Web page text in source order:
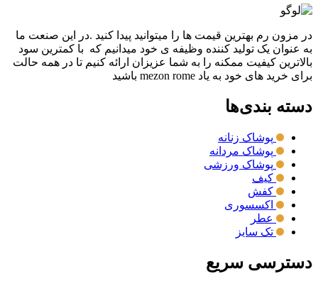
در مزون رم بهترین قیمت ها را میتوانید پیدا کنید .در این صنعت ما
به عنوان یک تولید کننده وظیفه ی خود میدانیم که با کمترین سود
بالاترین کیفیت ممکنه را به شما عزیزان ارائه کنیم تا در همه حالت
برای خرید های خود به یاد mezon rome باشید
دسته بندی‌ها
پوشاک زنانه
پوشاک مردانه
پوشاک ورزشی
کیف
کفش
اکسسوری
عطر
تک سایز
دسترسی سریع